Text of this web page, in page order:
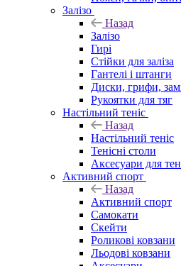
Залізо
Назад
Залізо
Гирі
Стійки для заліза
Гантелі і штанги
Диски, грифи,
Рукоятки для тяг
Настільний теніс
Назад
Настільний теніс
Тенісні столи
Аксесуари для
Активний спорт
Назад
Активний спорт
Самокати
Скейти
Роликові ковзани
Льодові ковзани